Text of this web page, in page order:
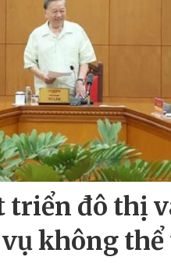
triển đô thị
không thể